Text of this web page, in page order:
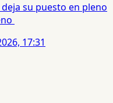
su puesto en pleno
17:31